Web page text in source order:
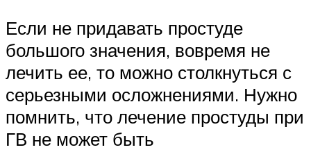
Если не придавать простуде
большого значения, вовремя не
лечить ее, то можно столкнуться с
серьезными осложнениями. Нужно
помнить, что лечение простуды при
ГВ не может быть